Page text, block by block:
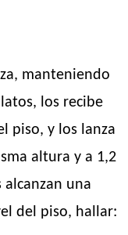
manteniendo
los recibe
piso, y los lanza
altura y a 1,2
una
del piso, hallar: